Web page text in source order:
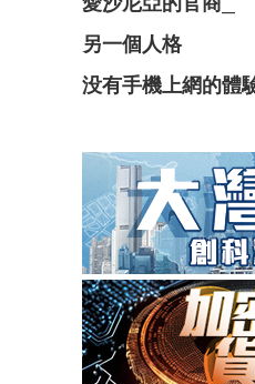
另一個人格
没有手機上網的體